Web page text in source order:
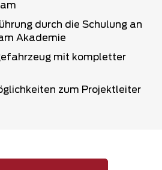
durch die Schulung an
Akademie
mit kompletter
zum Projektleiter